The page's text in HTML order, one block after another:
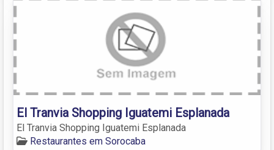
El Tranvia Shopping Iguatemi Esplanada
El Tranvia Shopping Iguatemi Esplanada
Restaurantes em Sorocaba